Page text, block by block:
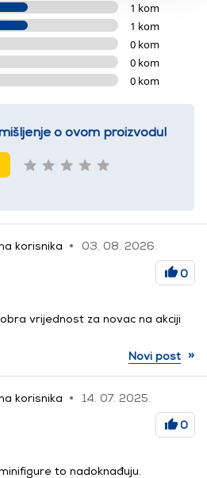
1 kom
1 kom
0 kom
0 kom
0 kom
o ovom proizvodu!
korisnika
03. 08. 2026.
0
vrijednost za novac na akciji
Novi post »
korisnika
14. 07. 2025.
0
to nadoknađuju.